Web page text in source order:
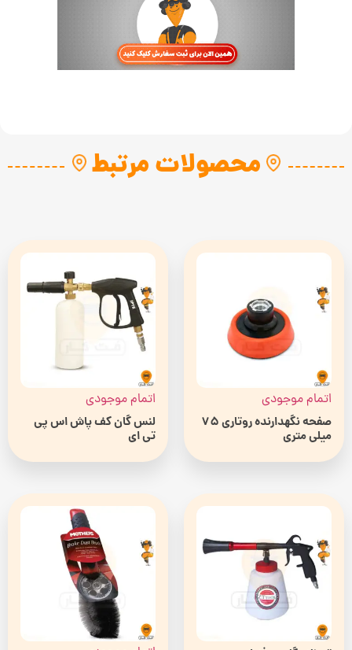
محصولات مرتبط
اتمام موجودی
صفحه نگهدارنده روتاری 75
میلی متری
اتمام موجودی
لنس گان کف پاش اس پی
تی ای